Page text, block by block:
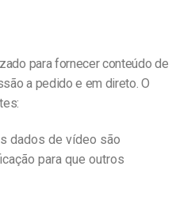
para fornecer conteúdo de
a pedido e em direto. O
dados de vídeo são
para que outros